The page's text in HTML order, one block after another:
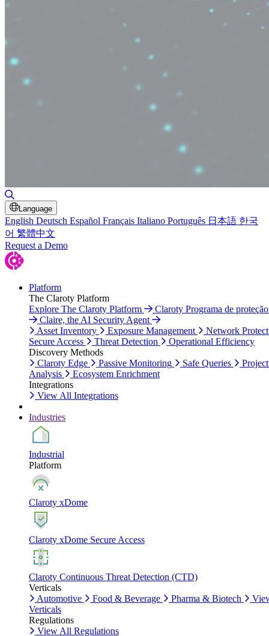
Language
English Deutsch Español Français Italiano Português 日本語 한국
어 繁體中文
Request a Demo
Platform
The Claroty Platform
Explore The Claroty Platform
Claroty Programa de
Claire, the AI Security Agent
Asset Inventory
Exposure Management
Network
Secure Access
Threat Detection
Operational Efficiency
Discovery Methods
Claroty Edge
Passive Monitoring Safe Queries
Analysis
Ecosystem Enrichment
Integrations
View All Integrations
Industries
Industrial
Platform
Claroty xDome
Claroty xDome Secure Access
Claroty Continuous Threat Detection (CTD)
Verticals
Automotive
Food & Beverage Pharma & Biotech
Verticals
Regulations
View All Regulations